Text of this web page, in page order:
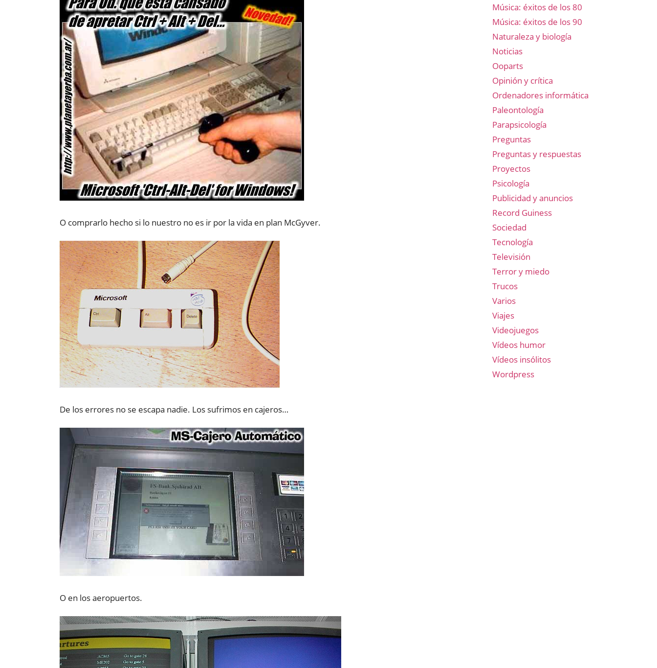
O comprarlo hecho si lo nuestro no es ir por la vida en plan McGyver.
De los errores no se escapa nadie. Los sufrimos en cajeros…
O en los aeropuertos.
Música: éxitos de los 80
Música: éxitos de los 90
Naturaleza y biología
Noticias
Ooparts
Opinión y crítica
Ordenadores informática
Paleontología
Parapsicología
Preguntas
Preguntas y respuestas
Proyectos
Psicología
Publicidad y anuncios
Record Guiness
Sociedad
Tecnología
Televisión
Terror y miedo
Trucos
Varios
Viajes
Videojuegos
Vídeos humor
Vídeos insólitos
Wordpress